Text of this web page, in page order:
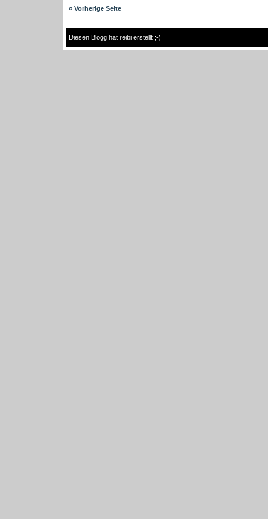
« Vorherige Seite
Diesen Blogg hat reibi erstellt ;-)